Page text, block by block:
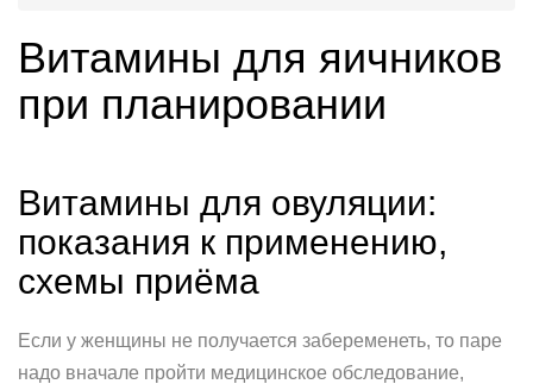
Витамины для яичников
при планировании
Витамины для овуляции:
показания к применению,
схемы приёма
Если у женщины не получается забеременеть, то паре
надо вначале пройти медицинское обследование,